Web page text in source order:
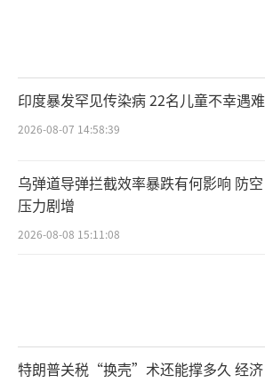
印度暴发罕见传染病 22名儿童不幸遇难
2026-08-07 14:58:39
乌弹道导弹拦截效率暴跌有何影响 防空
压力剧增
2026-08-08 15:11:08
特朗普关税“换壳”术还能撑多久 经济